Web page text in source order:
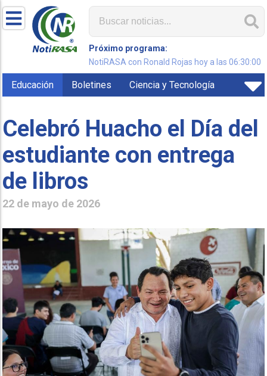
Próximo programa:
NotiRASA con Ronald Rojas hoy a las 06:30:00
Educación Boletines Ciencia y Tecnología
Celebró Huacho el Día del
estudiante con entrega
de libros
22 de mayo de 2026